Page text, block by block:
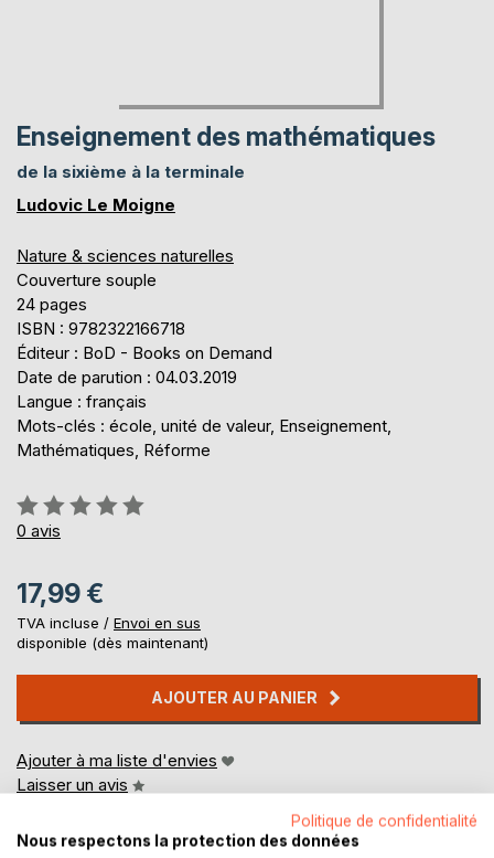
Enseignement des mathématiques
de la sixième à la terminale
Ludovic Le Moigne
Nature & sciences naturelles
Couverture souple
24 pages
ISBN : 9782322166718
Éditeur : BoD - Books on Demand
Date de parution : 04.03.2019
Langue : français
Mots-clés : école, unité de valeur, Enseignement,
Mathématiques, Réforme
Évaluation:
0%
0 avis
17,99 €
TVA incluse / Envoi en sus
disponible (dès maintenant)
AJOUTER AU PANIER
Ajouter à ma liste d'envies
Laisser un avis
Politique de confidentialité
Nous respectons la protection des données